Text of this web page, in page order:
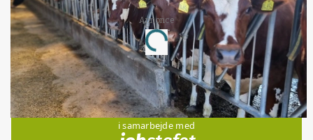
Annonce
Loading...
Jobs
i samarbejde med